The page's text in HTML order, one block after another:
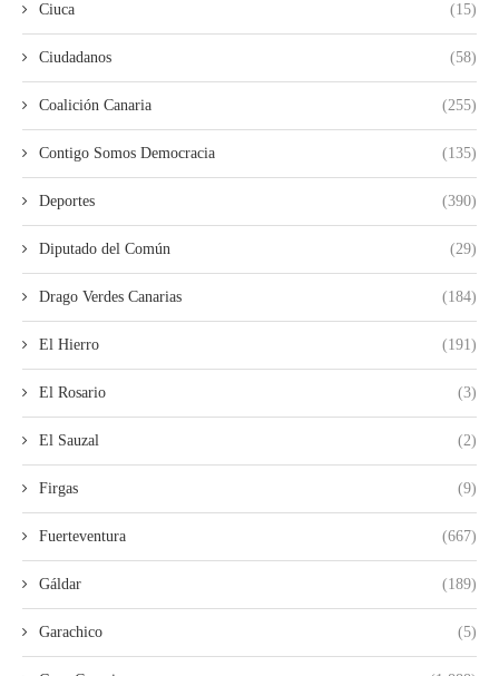
Ciuca (15)
Ciudadanos (58)
Coalición Canaria (255)
Contigo Somos Democracia (135)
Deportes (390)
Diputado del Común (29)
Drago Verdes Canarias (184)
El Hierro (191)
El Rosario (3)
El Sauzal (2)
Firgas (9)
Fuerteventura (667)
Gáldar (189)
Garachico (5)